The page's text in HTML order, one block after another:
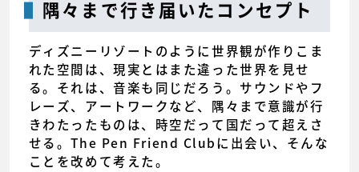
隅々まで行き届いたコンセプト
ディズニーリゾートのように世界観が作りこま
れた空間は、現実とはまた違った世界を見せ
る。それは、音楽も同じだろう。サウンドやフ
レーズ、アートワークなど、隅々まで意識が行
きわたったものは、時空だって国だって超えさ
せる。The Pen Friend Clubに出会い、そんな
ことを改めて考えた。